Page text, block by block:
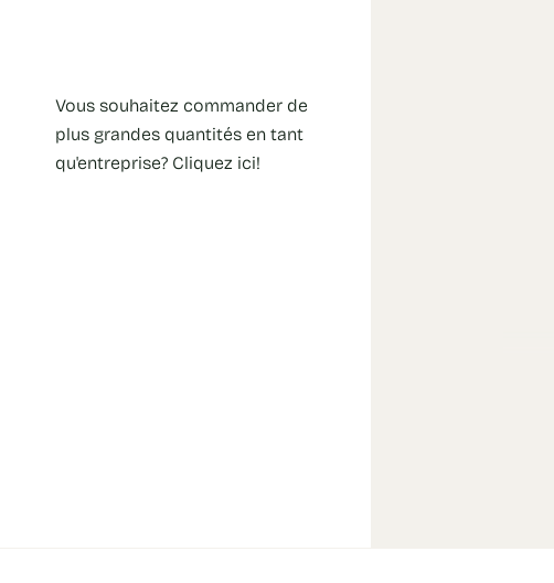
Vous souhaitez commander de
plus grandes quantités en tant
qu'entreprise? Cliquez ici!